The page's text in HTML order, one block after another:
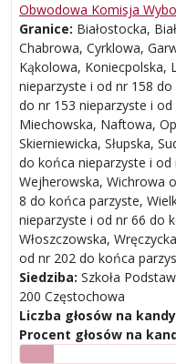
Obwodowa Komisja
Granice: Białostocka,
Chabrowa, Cyrklowa,
Kąkolowa, Koniecpolska,
nieparzyste i od nr 158
do nr 153 nieparzyste i
Miechowska, Naftowa,
Skierniewicka, Słupska,
do końca nieparzyste i
Wejherowska, Wichrowa
8 do końca parzyste,
nieparzyste i od nr 66 do
Włoszczowska,
od nr 202 do końca
Siedziba: Szkoła
200 Częstochowa
Liczba głosów na
Procent głosów na